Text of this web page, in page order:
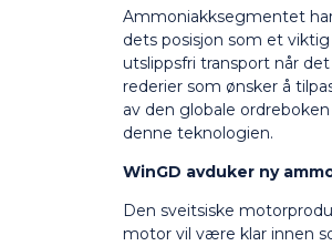
Ammoniakksegmentet
dets posisjon som et
utslippsfri transport når
rederier som ønsker å
av den globale
denne teknologien.
WinGD avduker ny
Den sveitsiske
motor vil være klar innen